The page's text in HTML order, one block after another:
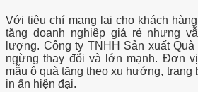
Với tiêu chí mang lại cho khách
tặng doanh nghiệp giá rẻ nhưng
lượng. Công ty TNHH Sản xuất
ngừng thay đổi và lớn mạnh. Đơn
mẫu ô quà tặng theo xu hướng, trang
in ấn hiện đại.